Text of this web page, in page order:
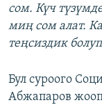
сом. Күч
миң сом алат.
теңсиздик
Бул суроого
Абжапаров